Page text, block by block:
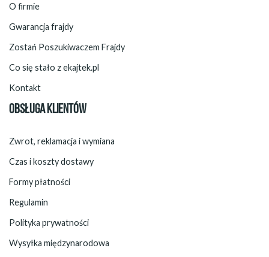
O firmie
Gwarancja frajdy
Zostań Poszukiwaczem Frajdy
Co się stało z ekajtek.pl
Kontakt
OBSŁUGA KLIENTÓW
Zwrot, reklamacja i wymiana
Czas i koszty dostawy
Formy płatności
Regulamin
Polityka prywatności
Wysyłka międzynarodowa